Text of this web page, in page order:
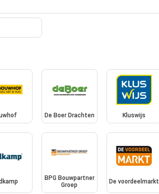
De Boer Drachten Kluswijs
BPG Bouwpartner
Groep
De voordeelmarkt